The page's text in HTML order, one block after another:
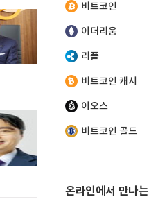
920 (0.00%
(
비트코인
이더리움
리플
비트코인 캐시
이오스
비트코인 골드
온라인에서 만나는